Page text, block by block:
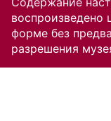
воспроизведено
форме без
разрешения